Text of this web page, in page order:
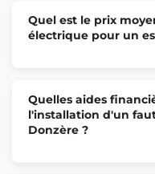
Quel est le prix
électrique pour un
Quelles aides
l'installation d'un
Donzère ?